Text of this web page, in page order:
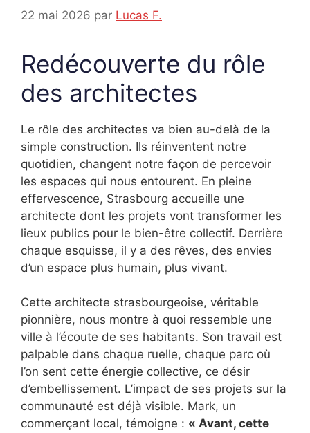
22 mai 2026 par Lucas F.
Redécouverte du rôle
des architectes
Le rôle des architectes va bien au-delà de la
simple construction. Ils réinventent notre
quotidien, changent notre façon de percevoir
les espaces qui nous entourent. En pleine
effervescence, Strasbourg accueille une
architecte dont les projets vont transformer les
lieux publics pour le bien-être collectif. Derrière
chaque esquisse, il y a des rêves, des envies
d’un espace plus humain, plus vivant.
Cette architecte strasbourgeoise, véritable
pionnière, nous montre à quoi ressemble une
ville à l’écoute de ses habitants. Son travail est
palpable dans chaque ruelle, chaque parc où
l’on sent cette énergie collective, ce désir
d’embellissement. L’impact de ses projets sur la
communauté est déjà visible. Mark, un
commerçant local, témoigne : « Avant, cette